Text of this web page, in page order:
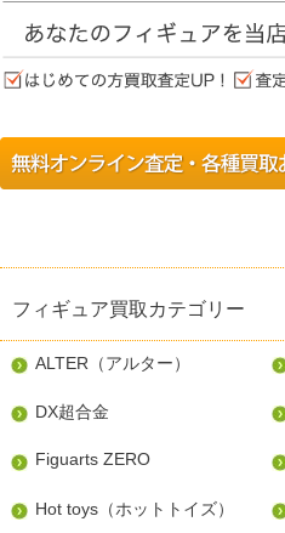
フィギュア買取カテゴリー
ALTER（アルター）
DX超合金
Figuarts ZERO
Hot toys（ホットトイズ）